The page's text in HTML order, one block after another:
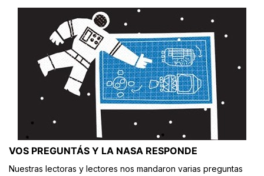
VOS PREGUNTÁS Y LA NASA RESPONDE
Nuestras lectoras y lectores nos mandaron varias preguntas